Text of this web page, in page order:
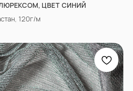
ЦВЕТ СИНИЙ
120г/м
на рынке
павильоны
продаж: